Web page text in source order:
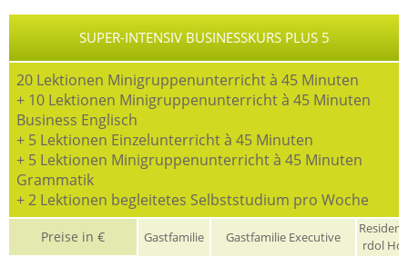
SUPER-INTENSIV BUSINESSKURS PLUS 5
20 Lektionen Minigruppenunterricht à 45 Minuten
+ 10 Lektionen Minigruppenunterricht à 45 Minuten
Business Englisch
+ 5 Lektionen Einzelunterricht à 45 Minuten
+ 5 Lektionen Minigruppenunterricht à 45 Minuten
Grammatik
+ 2 Lektionen begleitetes Selbststudium pro Woche
Preise in € Gastfamilie Gastfamilie Executive
rdol